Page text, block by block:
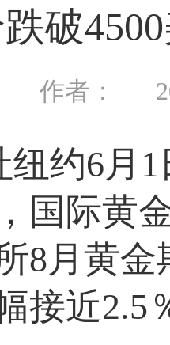
破
作者：
纽约6月
国际黄
8月黄金
接近2.5